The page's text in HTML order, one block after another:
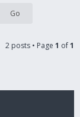
2 posts • Page 1 of1